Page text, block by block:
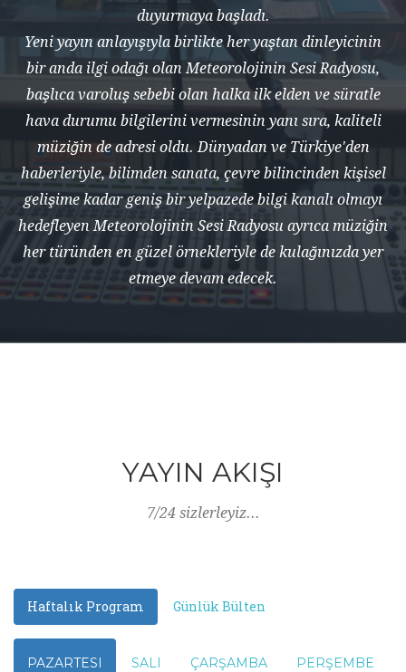
duyurmaya başladı.
Yeni yayın anlayışıyla birlikte her yaştan dinleyicinin
bir anda ilgi odağı olan Meteorolojinin Sesi Radyosu,
başlıca varoluş sebebi olan halka ilk elden ve süratle
hava durumu bilgilerini vermesinin yanı sıra, kaliteli
müziğin de adresi oldu. Dünyadan ve Türkiye'den
haberleriyle, bilimden sanata, çevre bilincinden kişisel
gelişime kadar geniş bir yelpazede bilgi kanalı olmayı
hedefleyen Meteorolojinin Sesi Radyosu ayrıca müziğin
her türünden en güzel örnekleriyle de kulağınızda yer
etmeye devam edecek.
YAYIN AKIŞI
7/24 sizlerleyiz...
Haftalık Program Günlük Bülten
PAZARTESI SALI ÇARŞAMBA PERŞEMBE